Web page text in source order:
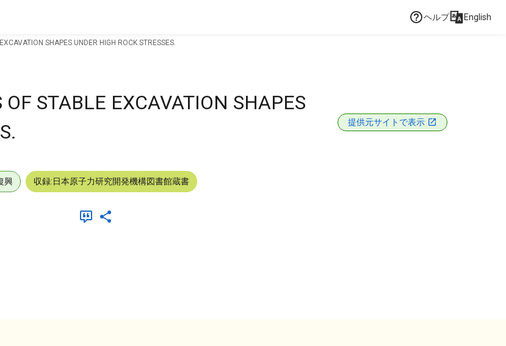
ヘルプ English
SHAPES UNDER HIGH ROCK STRESSES.
STABLE EXCAVATION SHAPES
提供元サイトで表示
興 収録:日本原子力研究開発機構図書館蔵書